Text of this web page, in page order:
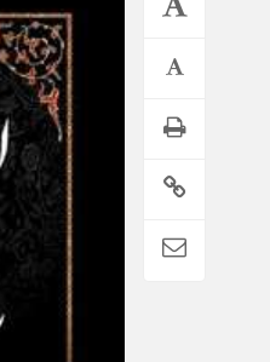
تمدید خودکار